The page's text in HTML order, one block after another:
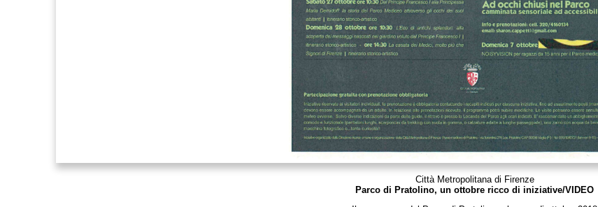
Città Metropolitana di Firenze
Parco di Pratolino, un ottobre ricco di iniziative/VIDEO